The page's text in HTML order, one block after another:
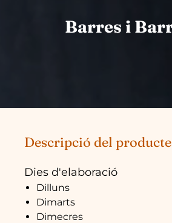
Barres i
Descripció del producte
Dies d'elaboració
Dilluns
Dimarts
Dimecres